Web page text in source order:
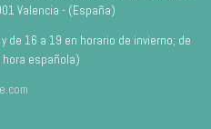
Valencia - (España)
de 16 a 19 en horario de invierno; de
hora española)